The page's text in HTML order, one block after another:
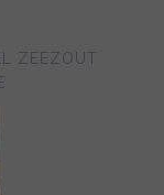
ZEEZOUT